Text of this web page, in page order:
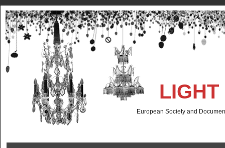
European Society and